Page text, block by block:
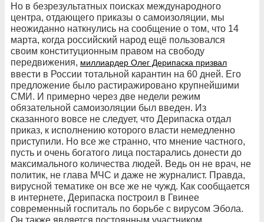
Но в безрезультатных поисках международного
центра, отдающего приказы о самоизоляции, мы
неожиданно наткнулись на сообщение о том, что 14
марта, когда российский народ ещё пользовался
своим конституционным правом на свободу
передвижения, миллиардер Олег Дерипаска призвал
ввести в России тотальной карантин на 60 дней. Его
предложение было растиражировано крупнейшими
СМИ. И примерно через две недели режим
обязательной самоизоляции был введен. Из
сказанного вовсе не следует, что Дерипаска отдал
приказ, к исполнению которого власти немедленно
приступили. Но все же странно, что мнение частного,
пусть и очень богатого лица постарались донести до
максимального количества людей. Ведь он не врач, не
политик, не глава МЧС и даже не журналист. Правда,
вирусной тематике он все же не чужд. Как сообщается
в интернете, Дерипаска построил в Гвинее
современный госпиталь по борьбе с вирусом Эбола.
Он также является постоянным участником